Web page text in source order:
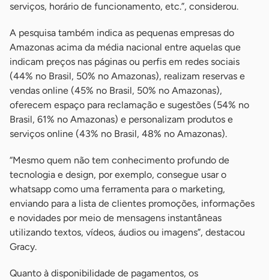
serviços, horário de funcionamento, etc.”, considerou.
A pesquisa também indica as pequenas empresas do
Amazonas acima da média nacional entre aquelas que
indicam preços nas páginas ou perfis em redes sociais
(44% no Brasil, 50% no Amazonas), realizam reservas e
vendas online (45% no Brasil, 50% no Amazonas),
oferecem espaço para reclamação e sugestões (54% no
Brasil, 61% no Amazonas) e personalizam produtos e
serviços online (43% no Brasil, 48% no Amazonas).
“Mesmo quem não tem conhecimento profundo de
tecnologia e design, por exemplo, consegue usar o
whatsapp como uma ferramenta para o marketing,
enviando para a lista de clientes promoções, informações
e novidades por meio de mensagens instantâneas
utilizando textos, vídeos, áudios ou imagens”, destacou
Gracy.
Quanto à disponibilidade de pagamentos, os